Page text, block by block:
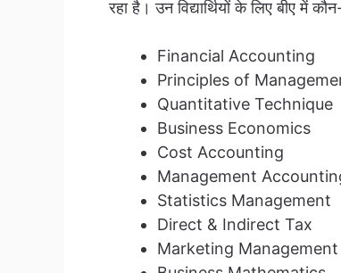
रहा है। उन विद्यार्थियों के लिए बीए में
Financial Accounting
Principles of
Quantitative Technique
Business Economics
Cost Accounting
Management
Statistics Management
Direct & Indirect Tax
Marketing Management